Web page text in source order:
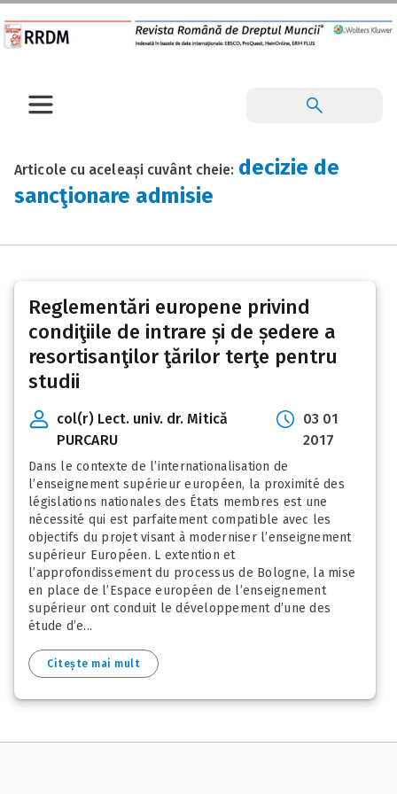
Articole cu aceleași cuvânt cheie: decizie de
sancţionare admisie
Reglementări europene privind
condiţiile de intrare și de ședere a
resortisanţilor ţărilor terţe pentru
studii
col(r) Lect. univ. dr. Mitică
PURCARU
03 01
2017
Dans le contexte de l’internationalisation de
l’enseignement supérieur européen, la proximité des
législations nationales des États membres est une
nécessité qui est parfaitement compatible avec les
objectifs du projet visant à moderniser l’enseignement
supérieur Européen. L extention et
l’approfondissement du processus de Bologne, la mise
en place de l’Espace européen de l’enseignement
supérieur ont conduit le développement d’une des
étude d’e...
Citește mai mult